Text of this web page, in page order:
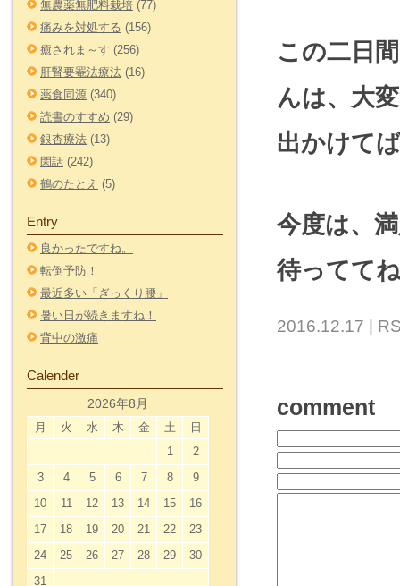
無農薬無肥料栽培 (77)
痛みを対処する (156)
癒されま～す (256)
肝腎要罨法療法 (16)
薬食同源 (340)
読書のすすめ (29)
銀杏療法 (13)
閑話 (242)
鶴のたとえ (5)
Entry
良かったですね。
転倒予防！
最近多い「ぎっくり腰」
暑い日が続きますね！
背中の激痛
Calender
2026年8月
月 火 水 木 金 土 日
1
2
3
4 5 6 7 8
9
10
11 12 13 14 15
16
17
18 19 20 21 22
23
24
25 26 27 28 29
30
31
この二日
んは、大
出かけて
今度は、
待ってて
2016.12.17 |
comment